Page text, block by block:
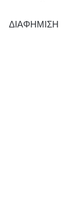
ΔΙΑΦΗΜΙΣΗ